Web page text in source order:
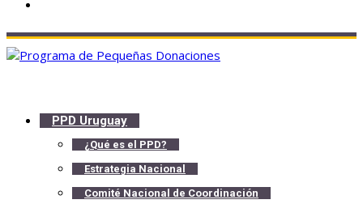
PPD Uruguay
¿Qué es el PPD?
Estrategia Nacional
Comité Nacional de Coordinación